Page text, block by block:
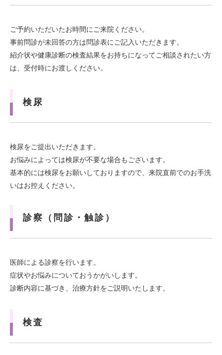
ご予約いただいたお時間にご来院ください。
事前問診が未回答の方は問診表にご記入いただきます。
紹介状や健康診断の検査結果をお持ちになってご相談されたい方
は、受付時にお渡しください。
検尿
検尿をご提出いただきます。
お悩みによっては検尿が不要な場合もございます。
基本的には検尿をお願いしておりますので、来院直前でのお手洗
いはお控えください。
診察（問診・触診）
医師による診察を行います。
症状やお悩みについておうかがいします。
診断内容に基づき、治療方針をご説明いたします。
検査